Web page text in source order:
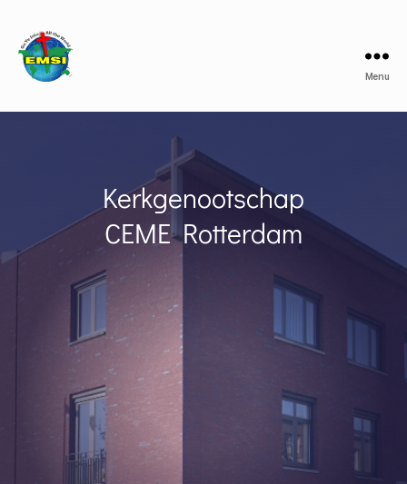
特
堂
Kerkgenootschap
Menu
Kerkgenootschap
CEME Rotterdam